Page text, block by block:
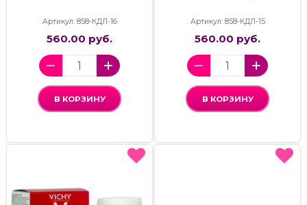
Артикул: 858-КДЛ-16
560.00 руб.
В КОРЗИНУ
Артикул: 858-КДЛ-15
560.00 руб.
В КОРЗИНУ